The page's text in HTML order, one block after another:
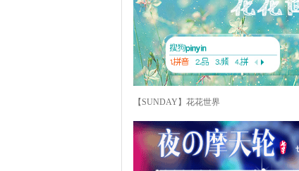
【SUNDAY】花花世界